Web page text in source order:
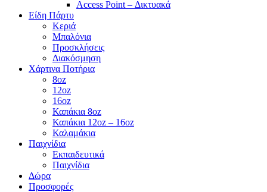
Access Point – Δικτυακά
Είδη Πάρτυ
Κεριά
Μπαλόνια
Προσκλήσεις
Διακόσμηση
Χάρτινα Ποτήρια
8oz
12oz
16oz
Καπάκια 8oz
Καπάκια 12oz – 16oz
Καλαμάκια
Παιχνίδια
Εκπαιδευτικά
Παιχνίδια
Δώρα
Προσφορές